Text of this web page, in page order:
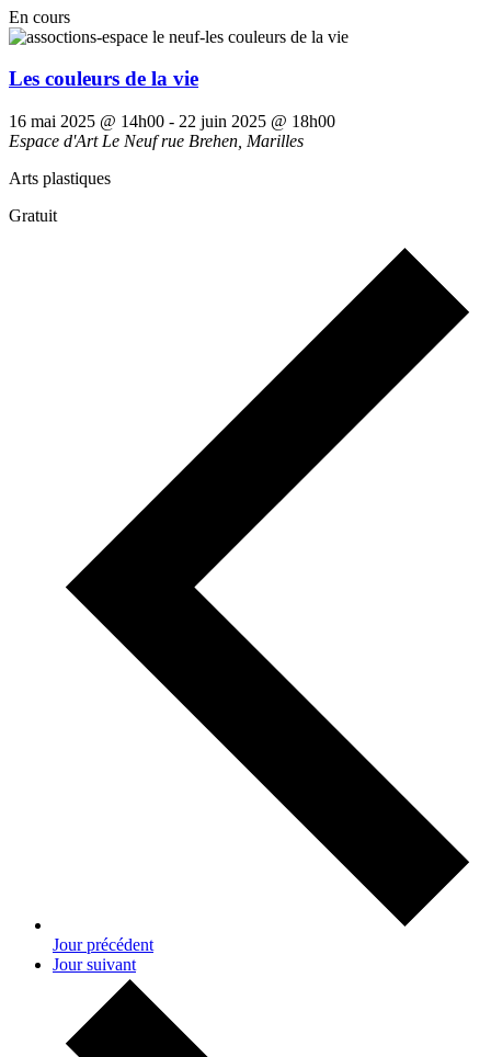
En cours
Les couleurs de la vie
16 mai 2025 @ 14h00 - 22 juin 2025 @ 18h00
Espace d'Art Le Neufrue Brehen, Marilles
Arts plastiques
Gratuit
Jour précédent
Jour suivant